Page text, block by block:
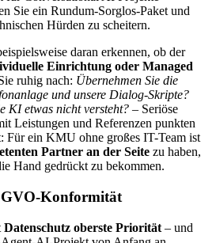
Sie ein Rundum-Sorglos-Paket und
Hürden zu scheitern.
daran erkennen, ob der
Einrichtung oder Managed
ruhig nach: Übernehmen Sie die
und unsere Dialog-Skripte?
KI etwas nicht versteht? – Seriöse
Leistungen und Referenzen punkten
Für ein KMU ohne großes IT-Team ist
Partner an der Seite zu haben,
Hand gedrückt zu bekommen.
Konformität
Datenschutz oberste Priorität – und